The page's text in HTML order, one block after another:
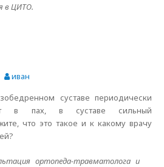
в ЦИТО.
иван
суставе периодически
в пах, в суставе сильный
что это такое и к какому врачу
ортопеда-травматолога и